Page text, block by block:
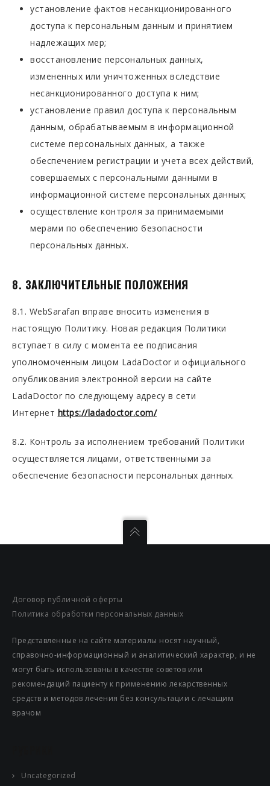
установление фактов несанкционированного
доступа к персональным данным и принятием
надлежащих мер;
восстановление персональных данных,
измененных или уничтоженных вследствие
несанкционированного доступа к ним;
установление правил доступа к персональным
данным, обрабатываемым в информационной
системе персональных данных, а также
обеспечением регистрации и учета всех действий,
совершаемых с персональными данными в
информационной системе персональных данных;
осуществление контроля за принимаемыми
мерами по обеспечению безопасности
персональных данных.
8. ЗАКЛЮЧИТЕЛЬНЫЕ ПОЛОЖЕНИЯ
8.1. WebSarafan вправе вносить изменения в
настоящую Политику. Новая редакция Политики
вступает в силу с момента ее подписания
уполномоченным лицом LadaDoctor и официального
опубликования электронной версии на сайте
LadaDoctor по следующему адресу в сети
Интернет https://ladadoctor.com/
8.2. Контроль за исполнением требований Политики
осуществляется лицами, ответственными за
обеспечение безопасности персональных данных.
Договор публичной оферты
Политика обработки персональных данных
Представленные на сайте материалы носят научный,
справочно-информационный и аналитический характер, и не
могут быть использованы в качестве советов или
рекомендаций пациенту к применению лекарственных
средств и методов лечения без консультации с лечащим
врачом
Uncategorized